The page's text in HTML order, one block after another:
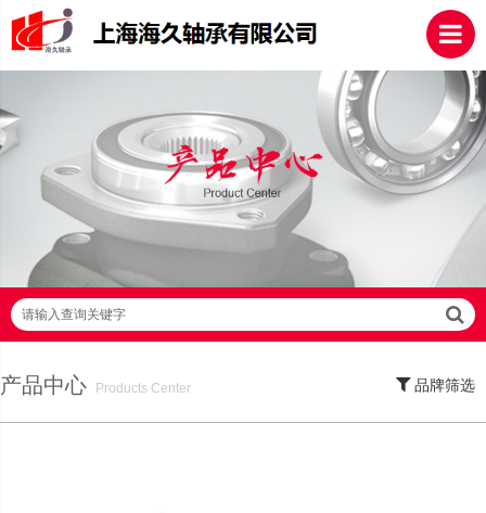
请输入查询关键字
产品中心
Products Center
品牌筛选